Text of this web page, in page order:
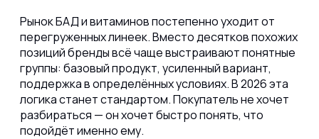
Рынок БАД и витаминов постепенно уходит от
перегруженных линеек. Вместо десятков похожих
позиций бренды всё чаще выстраивают понятные
группы: базовый продукт, усиленный вариант,
поддержка в определённых условиях. В 2026 эта
логика станет стандартом. Покупатель не хочет
разбираться — он хочет быстро понять, что
подойдёт именно ему.